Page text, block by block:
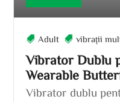
Vibrator Dublu
Wearable
Adult vibrații
Vibrator dublu